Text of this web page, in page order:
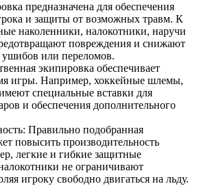
предназначена для обеспечения
и защиты от возможных травм. К
наколенники, налокотники, наручи
повреждения и снижают
ушибов или переломов.
экипировка обеспечивает
игры. Например, хоккейные шлемы,
специальные вставки для
и обеспечения дополнительного
Правильно подобранная
повысить производительность
легкие и гибкие защитные
не ограничивают
игроку свободно двигаться на льду.